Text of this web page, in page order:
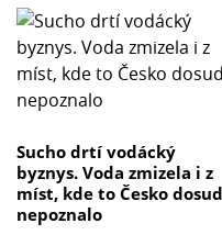
Sucho drtí vodácký
byznys. Voda zmizela i z
míst, kde to Česko dosud
nepoznalo